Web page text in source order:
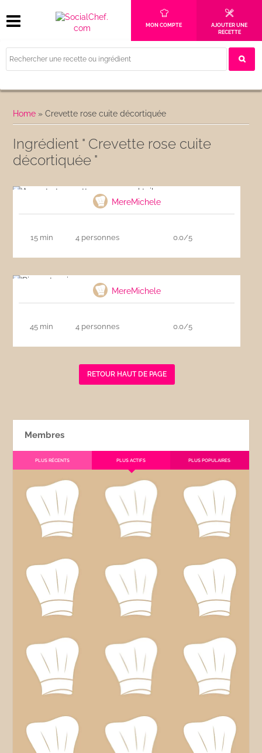
MON COMPTE
AJOUTER UNE
RECETTE
Home »Crevette rose cuite décortiquée
Ingrédient " Crevette rose cuite
décortiquée "
MereMichele
15 min 4 personnes 0.0/5
MereMichele
45 min 4 personnes 0.0/5
RETOUR HAUT DE PAGE
Membres
PLUS RÉCENTS PLUS ACTIFS PLUS POPULAIRES